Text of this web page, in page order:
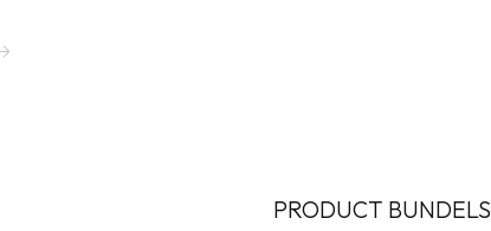
PRODUCT BUNDELS